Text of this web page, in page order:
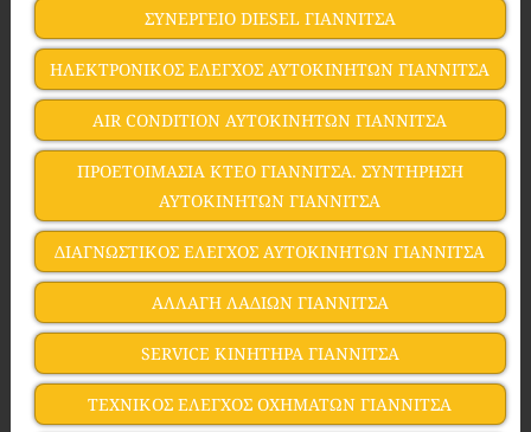
ΣΥΝΕΡΓΕΙΟ DIESEL ΓΙΑΝΝΙΤΣΑ
ΗΛΕΚΤΡΟΝΙΚΟΣ ΕΛΕΓΧΟΣ ΑΥΤΟΚΙΝΗΤΩΝ ΓΙΑΝΝΙΤΣΑ
AIR CONDITION ΑΥΤΟΚΙΝΗΤΩΝ ΓΙΑΝΝΙΤΣΑ
ΠΡΟΕΤΟΙΜΑΣΙΑ ΚΤΕΟ ΓΙΑΝΝΙΤΣΑ. ΣΥΝΤΗΡΗΣΗ
ΑΥΤΟΚΙΝΗΤΩΝ ΓΙΑΝΝΙΤΣΑ
ΔΙΑΓΝΩΣΤΙΚΟΣ ΕΛΕΓΧΟΣ ΑΥΤΟΚΙΝΗΤΩΝ ΓΙΑΝΝΙΤΣΑ
ΑΛΛΑΓΗ ΛΑΔΙΩΝ ΓΙΑΝΝΙΤΣΑ
SERVICE ΚΙΝΗΤΗΡΑ ΓΙΑΝΝΙΤΣΑ
ΤΕΧΝΙΚΟΣ ΕΛΕΓΧΟΣ ΟΧΗΜΑΤΩΝ ΓΙΑΝΝΙΤΣΑ